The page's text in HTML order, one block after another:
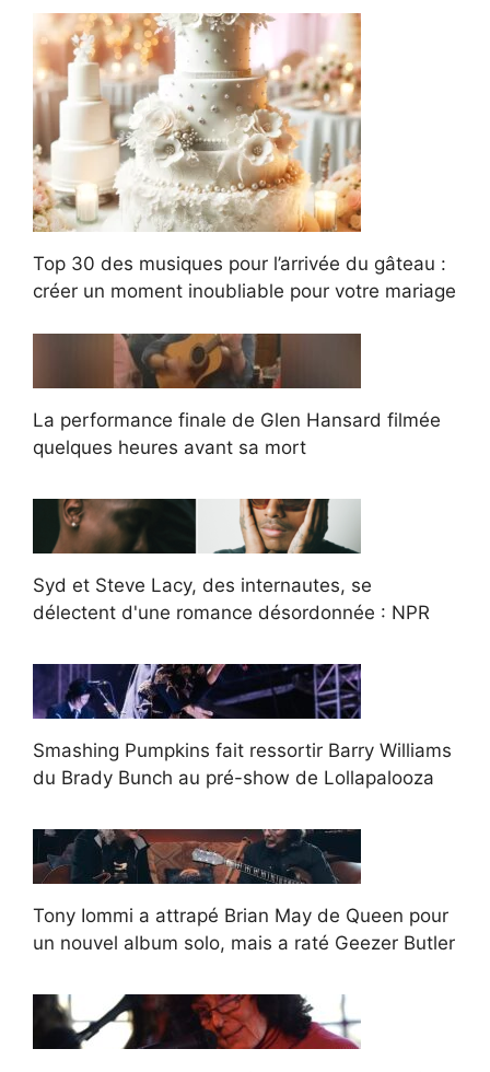
Top 30 des musiques pour l’arrivée du gâteau :
créer un moment inoubliable pour votre mariage
La performance finale de Glen Hansard filmée
quelques heures avant sa mort
Syd et Steve Lacy, des internautes, se
délectent d'une romance désordonnée : NPR
Smashing Pumpkins fait ressortir Barry Williams
du Brady Bunch au pré-show de Lollapalooza
Tony Iommi a attrapé Brian May de Queen pour
un nouvel album solo, mais a raté Geezer Butler